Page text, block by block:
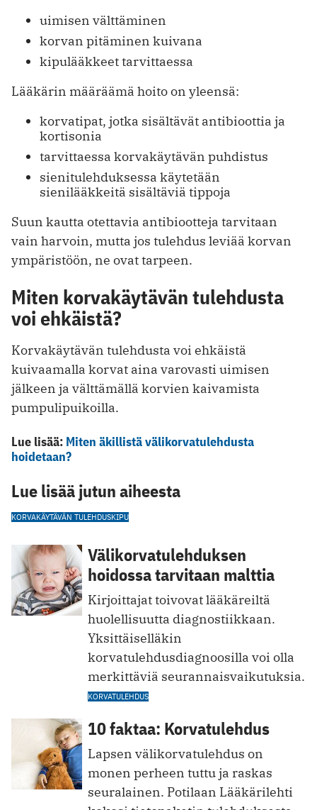
uimisen välttäminen
korvan pitäminen kuivana
kipulääkkeet tarvittaessa
Lääkärin määräämä hoito on yleensä:
korvatipat, jotka sisältävät antibioottia ja
kortisonia
tarvittaessa korvakäytävän puhdistus
sienitulehduksessa käytetään
sienilääkkeitä sisältäviä tippoja
Suun kautta otettavia antibiootteja tarvitaan
vain harvoin, mutta jos tulehdus leviää korvan
ympäristöön, ne ovat tarpeen.
Miten korvakäytävän tulehdusta
voi ehkäistä?
Korvakäytävän tulehdusta voi ehkäistä
kuivaamalla korvat aina varovasti uimisen
jälkeen ja välttämällä korvien kaivamista
pumpulipuikoilla.
Lue lisää: Miten äkillistä välikorvatulehdusta
hoidetaan?
Lue lisää jutun aiheesta
KORVAKÄYTÄVÄN TULEHDUSKIPU
Välikorvatulehduksen
hoidossa tarvitaan malttia
Kirjoittajat toivovat lääkäreiltä
huolellisuutta diagnostiikkaan.
Yksittäiselläkin
korvatulehdusdiagnoosilla voi olla
merkittäviä seurannaisvaikutuksia.
KORVATULEHDUS
10 faktaa: Korvatulehdus
Lapsen välikorvatulehdus on
monen perheen tuttu ja raskas
seuralainen. Potilaan Lääkärilehti